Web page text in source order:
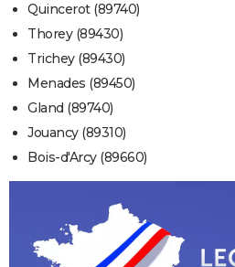
Quincerot (89740)
Thorey (89430)
Trichey (89430)
Menades (89450)
Gland (89740)
Jouancy (89310)
Bois-d'Arcy (89660)